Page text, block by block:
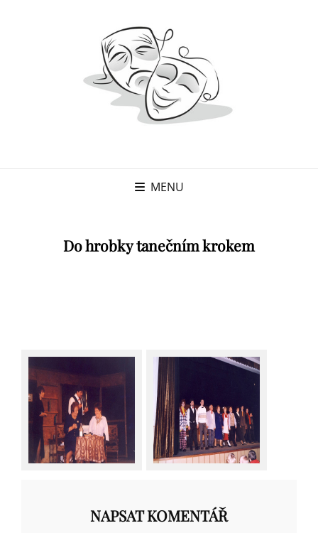
MENU
Do hrobky tanečním krokem
NAPSAT KOMENTÁŘ